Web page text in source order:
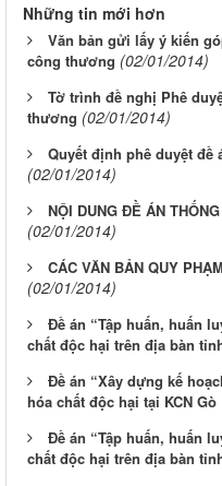
Những tin mới hơn
Văn bản gửi lấy ý kiến
công thương (02/01/2014)
Tờ trình đề nghị Phê
thương (02/01/2014)
Quyết định phê duyệt
(02/01/2014)
NỘI DUNG ĐỀ ÁN
(02/01/2014)
CÁC VĂN BẢN QUY
(02/01/2014)
Đề án “Tập huấn, huấn
chất độc hại trên địa bàn
Đề án “Xây dựng kế
hóa chất độc hại tại KCN Gò
Đề án “Tập huấn, huấn
chất độc hại trên địa bàn